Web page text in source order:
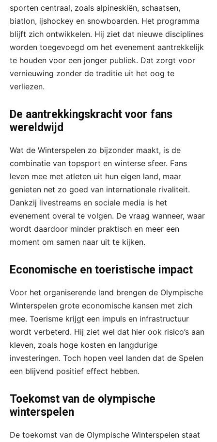
sporten centraal, zoals alpineskiën, schaatsen,
biatlon, ijshockey en snowboarden. Het programma
blijft zich ontwikkelen. Hij ziet dat nieuwe disciplines
worden toegevoegd om het evenement aantrekkelijk
te houden voor een jonger publiek. Dat zorgt voor
vernieuwing zonder de traditie uit het oog te
verliezen.
De aantrekkingskracht voor fans
wereldwijd
Wat de Winterspelen zo bijzonder maakt, is de
combinatie van topsport en winterse sfeer. Fans
leven mee met atleten uit hun eigen land, maar
genieten net zo goed van internationale rivaliteit.
Dankzij livestreams en sociale media is het
evenement overal te volgen. De vraag wanneer, waar
wordt daardoor minder praktisch en meer een
moment om samen naar uit te kijken.
Economische en toeristische impact
Voor het organiserende land brengen de Olympische
Winterspelen grote economische kansen met zich
mee. Toerisme krijgt een impuls en infrastructuur
wordt verbeterd. Hij ziet wel dat hier ook risico’s aan
kleven, zoals hoge kosten en langdurige
investeringen. Toch hopen veel landen dat de Spelen
een blijvend positief effect hebben.
Toekomst van de olympische
winterspelen
De toekomst van de Olympische Winterspelen staat